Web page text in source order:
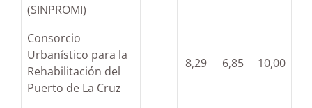
(SINPROMI)
Consorcio
Urbanístico para la
Rehabilitación del
Puerto de La Cruz
8,29 6,85 10,00